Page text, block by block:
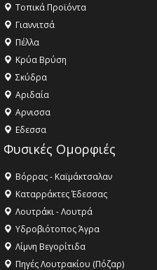
Τοπικά Προϊόντα
Γιαννιτσά
Πέλλα
Κρύα Βρύση
Σκύδρα
Αριδαία
Aρνισσα
Eδεσσα
Φυσικές Ομορφιές
Βόρρας - Καϊμάκτσαλαν
Καταρράκτες Έδεσσας
Λουτράκι - Λουτρά
Υδροβιότοπος Άγρα
Λίμνη Βεγορίτιδα
Πηγές Λουτρακίου (Πόζαρ)